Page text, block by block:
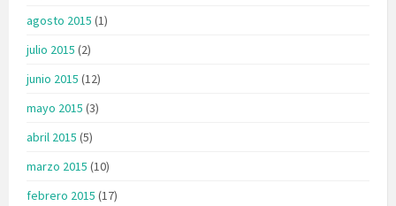
agosto 2015 (1)
julio 2015 (2)
junio 2015 (12)
mayo 2015 (3)
abril 2015 (5)
marzo 2015 (10)
febrero 2015 (17)